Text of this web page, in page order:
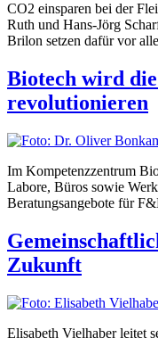
CO2 einsparen bei der
Ruth und Hans-Jörg
Brilon setzen dafür vor
Biotech wird
revolutionieren
Im Kompetenzzentrum
Labore, Büros sowie
Beratungsangebote für
Zukunft
Elisabeth Vielhaber leitet